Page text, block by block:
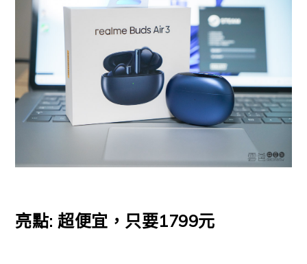
亮點: 超便宜，只要1799元